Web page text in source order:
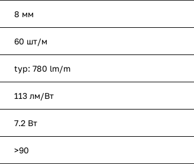
8 мм
60 шт/м
typ: 780 lm/m
113 лм/Вт
7.2 Вт
>90